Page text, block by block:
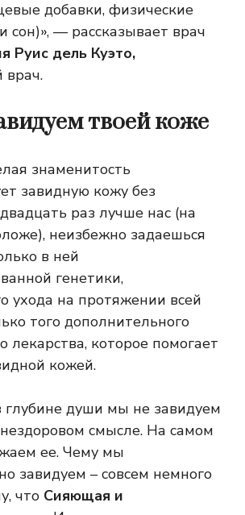
добавки, физические
сон)», — рассказывает врач
Руис дель Куэто,
врач.
твоей коже
знаменитость
завидную кожу без
раз лучше нас (на
неизбежно задаешься
в ней
генетики,
ухода на протяжении всей
того дополнительного
лекарства, которое помогает
кожей.
глубине души мы не завидуем
смысле. На самом
ее. Чему мы
завидуем – совсем немного
что Сияющая и